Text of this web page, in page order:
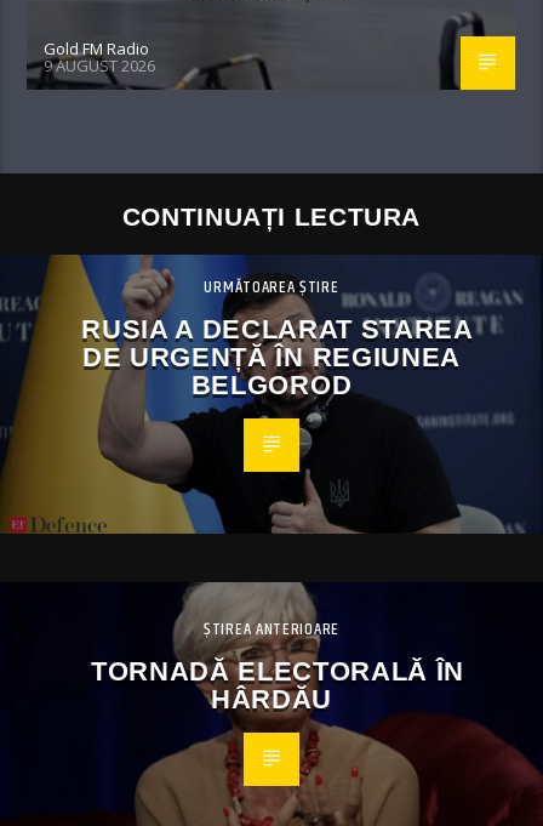
Gold FM Radio
9 AUGUST 2026
CONTINUAȚI LECTURA
URMĂTOAREA ȘTIRE
RUSIA A DECLARAT STAREA
DE URGENȚĂ ÎN REGIUNEA
BELGOROD
ȘTIREA ANTERIOARE
TORNADĂ ELECTORALĂ ÎN
HÂRDĂU